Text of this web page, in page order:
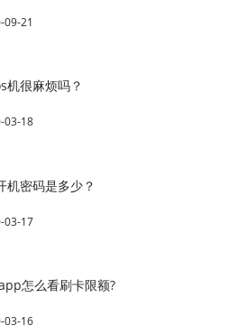
09-21
机很麻烦吗？
03-18
机密码是多少？
03-17
怎么看刷卡限额?
03-16